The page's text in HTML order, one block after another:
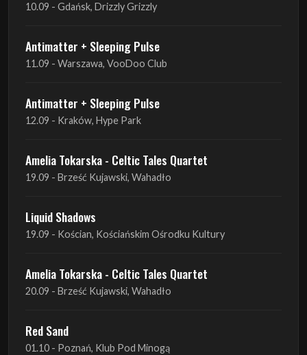
10.09 - Gdańsk, Drizzly Grizzly
Antimatter + Sleeping Pulse
11.09 - Warszawa, VooDoo Club
Antimatter + Sleeping Pulse
12.09 - Kraków, Hype Park
Amelia Tokarska - Celtic Tales Quartet
19.09 - Brześć Kujawski, Wahadło
Liquid Shadows
19.09 - Kościan, Kościańskim Ośrodku Kultury
Amelia Tokarska - Celtic Tales Quartet
20.09 - Brześć Kujawski, Wahadło
Red Sand
01.10 - Poznań, Klub Pod Minogą